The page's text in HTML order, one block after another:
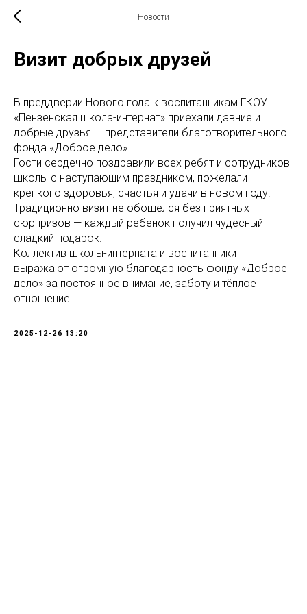
Новости
Визит добрых друзей
В преддверии Нового года к воспитанникам ГКОУ
«Пензенская школа-интернат» приехали давние и
добрые друзья — представители благотворительного
фонда «Доброе дело».
Гости сердечно поздравили всех ребят и сотрудников
школы с наступающим праздником, пожелали
крепкого здоровья, счастья и удачи в новом году.
Традиционно визит не обошёлся без приятных
сюрпризов — каждый ребёнок получил чудесный
сладкий подарок.
Коллектив школы-интерната и воспитанники
выражают огромную благодарность фонду «Доброе
дело» за постоянное внимание, заботу и тёплое
отношение!
2025-12-26 13:20